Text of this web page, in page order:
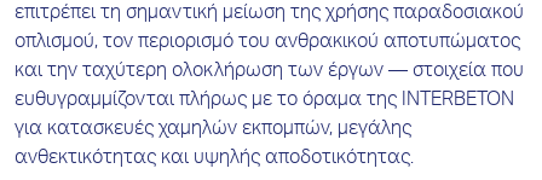
επιτρέπει τη σημαντική μείωση της χρήσης παραδοσιακού
οπλισμού, τον περιορισμό του ανθρακικού αποτυπώματος
και την ταχύτερη ολοκλήρωση των έργων — στοιχεία που
ευθυγραμμίζονται πλήρως με το όραμα της INTERBETON
για κατασκευές χαμηλών εκπομπών, μεγάλης
ανθεκτικότητας και υψηλής αποδοτικότητας.